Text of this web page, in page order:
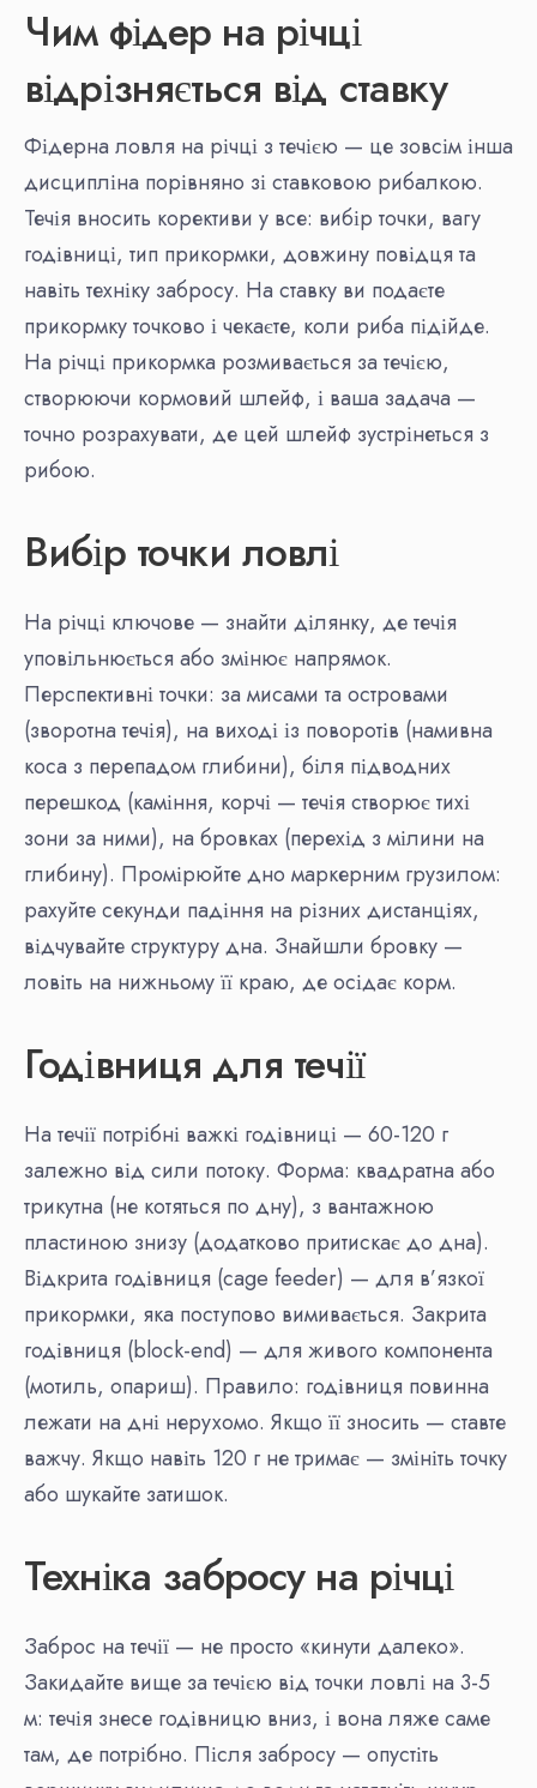
Чим фідер на річці
відрізняється від ставку
Фідерна ловля на річці з течією — це зовсім інша
дисципліна порівняно зі ставковою рибалкою.
Течія вносить корективи у все: вибір точки, вагу
годівниці, тип прикормки, довжину повідця та
навіть техніку забросу. На ставку ви подаєте
прикормку точково і чекаєте, коли риба підійде.
На річці прикормка розмивається за течією,
створюючи кормовий шлейф, і ваша задача —
точно розрахувати, де цей шлейф зустрінеться з
рибою.
Вибір точки ловлі
На річці ключове — знайти ділянку, де течія
уповільнюється або змінює напрямок.
Перспективні точки: за мисами та островами
(зворотна течія), на виході із поворотів (намивна
коса з перепадом глибини), біля підводних
перешкод (каміння, корчі — течія створює тихі
зони за ними), на бровках (перехід з мілини на
глибину). Промірюйте дно маркерним грузилом:
рахуйте секунди падіння на різних дистанціях,
відчувайте структуру дна. Знайшли бровку —
ловіть на нижньому її краю, де осідає корм.
Годівниця для течії
На течії потрібні важкі годівниці — 60-120 г
залежно від сили потоку. Форма: квадратна або
трикутна (не котяться по дну), з вантажною
пластиною знизу (додатково притискає до дна).
Відкрита годівниця (cage feeder) — для в’язкої
прикормки, яка поступово вимивається. Закрита
годівниця (block-end) — для живого компонента
(мотиль, опариш). Правило: годівниця повинна
лежати на дні нерухомо. Якщо її зносить — ставте
важчу. Якщо навіть 120 г не тримає — змініть точку
або шукайте затишок.
Техніка забросу на річці
Заброс на течії — не просто «кинути далеко».
Закидайте вище за течією від точки ловлі на 3-5
м: течія знесе годівницю вниз, і вона ляже саме
там, де потрібно. Після забросу — опустіть